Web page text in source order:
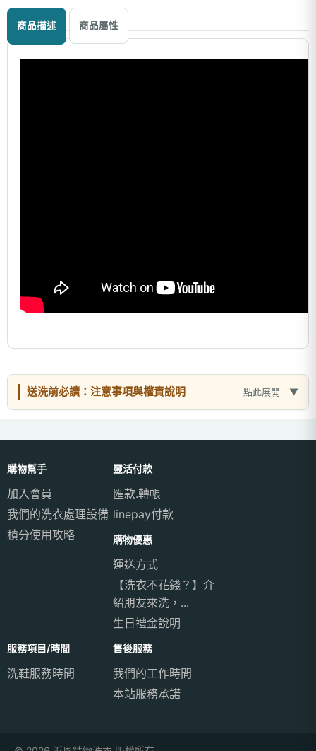
商品描述 商品屬性
送洗前必讀：注意事項與權責說明 點此展開
購物幫手
加入會員
我們的洗衣處理設備
積分使用攻略
靈活付款
匯款.轉帳
linepay付款
購物優惠
運送方式
【洗衣不花錢？】介
紹朋友來洗，...
生日禮金說明
服務項目/時間
洗鞋服務時間
售後服務
我們的工作時間
本站服務承諾